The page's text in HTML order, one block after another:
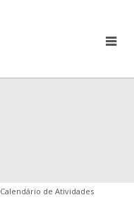
Calendário de Atividades